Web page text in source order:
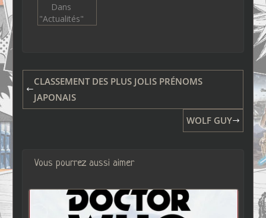
Dans
"Actualités"
CLASSEMENT DES PLUS JOLIS PRÉNOMS
JAPONAIS
WOLF GUY
Vous pourrez aussi aimer